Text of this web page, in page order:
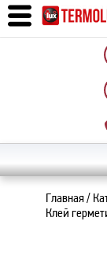
Главная/
Клей